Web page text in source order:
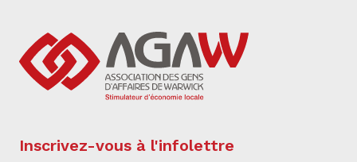
Inscrivez-vous à l'infolettre